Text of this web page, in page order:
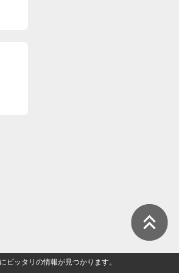
ッタリの情報が見つかります。